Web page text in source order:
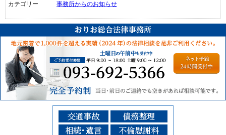
カテゴリー 事務所からのお知らせ